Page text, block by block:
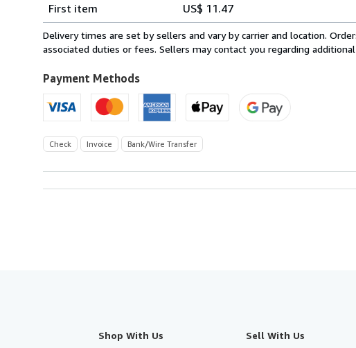
rates
from
Germany
U.S.A.
First item
US$ 11.47
Delivery times are set by sellers and vary by carrier and location.
associated duties or fees. Sellers may contact you regarding
Payment Methods
Check Invoice Bank/Wire Transfer
Shop With Us Sell With Us